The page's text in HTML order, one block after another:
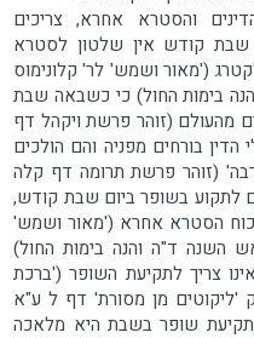
והסטרא אחרא, צריכים
שבת קודש אין שלטון לסטרא
('מאור ושמש' לר' קלונימוס
בימות החול) כי כשבאה שבת
מהעולם (זוהר פרשת ויקהל דף
בורחים מפניה והם הולכים
(זוהר פרשת תרומה דף קלה
לתקוע בשופר ביום שבת קודש,
הסטרא אחרא ('מאור ושמש'
השנה ד"ה והנה בימות החול)
צריך לתקיעת השופר ('ברכת
'ליקוטים מן מסורת' דף ל ע"א
תקיעת שופר בשבת היא מלאכה